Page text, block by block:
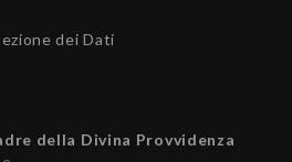
dei Dati
della Divina Provvidenza